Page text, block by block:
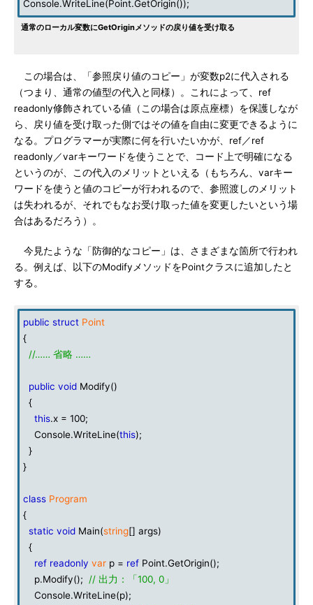
Console.WriteLine(Point.GetOrigin());
通常のローカル変数にGetOriginメソッドの戻り値を受け取る
この場合は、「参照戻り値のコピー」が変数p2に代入される
（つまり、通常の値型の代入と同様）。これによって、ref
readonly修飾されている値（この場合は原点座標）を保護しなが
ら、戻り値を受け取った側ではその値を自由に変更できるように
なる。プログラマーが実際に何を行いたいかが、ref／ref
readonly／varキーワードを使うことで、コード上で明確になる
というのが、この代入のメリットといえる（もちろん、varキー
ワードを使うと値のコピーが行われるので、参照渡しのメリット
は失われるが、それでもなお受け取った値を変更したいという場
合はあるだろう）。
今見たような「防御的なコピー」は、さまざまな箇所で行われ
る。例えば、以下のModifyメソッドをPointクラスに追加したと
する。
public struct Point
{
//…… 省略 ……
public void Modify()
{
this.x = 100;
Console.WriteLine(this);
}
}
class Program
{
static void Main(string[] args)
{
ref readonly var p = ref Point.GetOrigin();
p.Modify(); // 出力：「100, 0」
Console.WriteLine(p);